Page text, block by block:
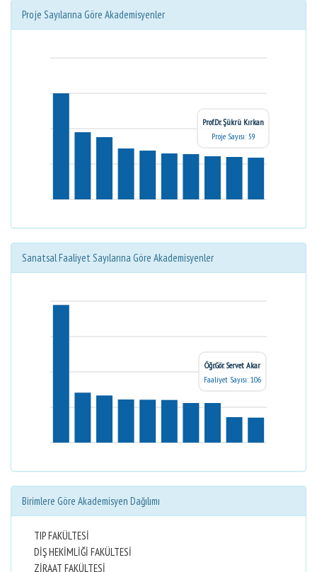
Proje Sayılarına Göre Akademisyenler
Prof.Dr. Şükrü Kırkan
Proje Sayısı: 59
Sanatsal Faaliyet Sayılarına Göre Akademisyenler
Öğr.Gör. Servet Akar
Faaliyet Sayısı: 106
Birimlere Göre Akademisyen Dağılımı
TIP FAKÜLTESİ
DİŞ HEKİMLİĞİ FAKÜLTESİ
ZİRAAT FAKÜLTESİ